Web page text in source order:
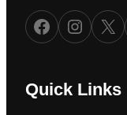
Facebook Instagram X
Quick Links